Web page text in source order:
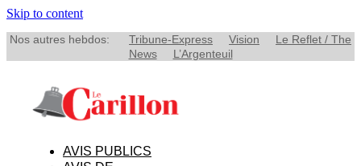
Skip to content
Nos autres hebdos: Tribune-Express Vision
Le Reflet / The
News
L’Argenteuil
AVIS PUBLICS